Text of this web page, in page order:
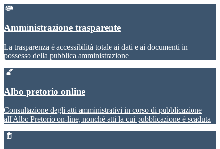
Amministrazione trasparente
La trasparenza è accessibilità totale ai dati e ai documenti in
possesso della pubblica amministrazione
Albo pretorio online
Consultazione degli atti amministrativi in corso di pubblicazione
all'Albo Pretorio on-line, nonché atti la cui pubblicazione è scaduta